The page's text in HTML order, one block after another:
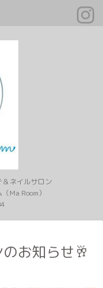
ネイルサロン
Ma Room）
お知らせ🥂